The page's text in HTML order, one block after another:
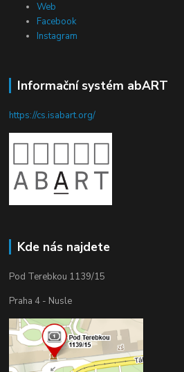
Web
Facebook
Instagram
Informační systém abART
https://cs.isabart.org/
Kde nás najdete
Pod Terebkou 1139/15
Praha 4 - Nusle